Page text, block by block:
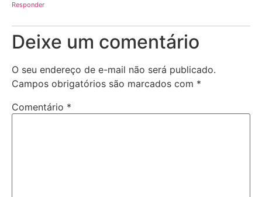
Responder
Deixe um comentário
O seu endereço de e-mail não será publicado.
Campos obrigatórios são marcados com *
Comentário *